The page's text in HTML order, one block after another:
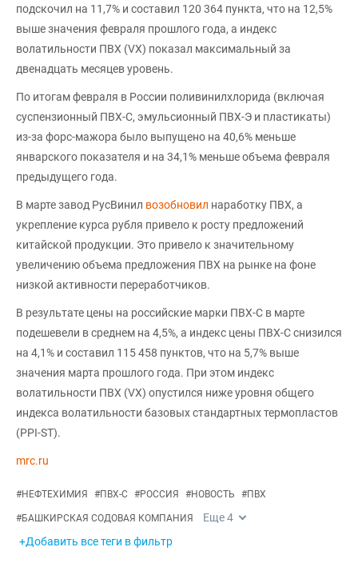
подскочил на 11,7% и составил 120 364 пункта, что на 12,5%
выше значения февраля прошлого года, а индекс
волатильности ПВХ (VX) показал максимальный за
двенадцать месяцев уровень.
По итогам февраля в России поливинилхлорида (включая
суспензионный ПВХ-С, эмульсионный ПВХ-Э и пластикаты)
из-за форс-мажора было выпущено на 40,6% меньше
январского показателя и на 34,1% меньше объема февраля
предыдущего года.
В марте завод РусВинил возобновил наработку ПВХ, а
укрепление курса рубля привело к росту предложений
китайской продукции. Это привело к значительному
увеличению объема предложения ПВХ на рынке на фоне
низкой активности переработчиков.
В результате цены на российские марки ПВХ-С в марте
подешевели в среднем на 4,5%, а индекс цены ПВХ-С снизился
на 4,1% и составил 115 458 пунктов, что на 5,7% выше
значения марта прошлого года. При этом индекс
волатильности ПВХ (VX) опустился ниже уровня общего
индекса волатильности базовых стандартных термопластов
(PPI-ST).
mrc.ru
#НЕФТЕХИМИЯ #ПВХ-С #РОССИЯ #НОВОСТЬ #ПВХ
#БАШКИРСКАЯ СОДОВАЯ КОМПАНИЯ Еще4
+Добавить все теги в фильтр